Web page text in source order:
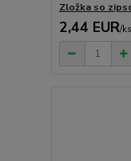
Zložka so
2,44 EUR/ks